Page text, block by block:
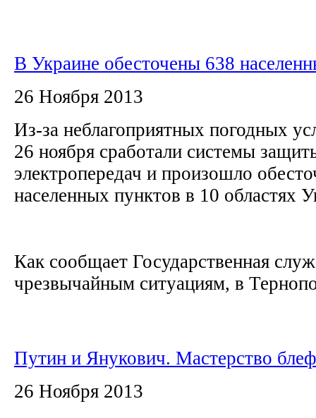
В Украине обесточены 638
26 Ноября 2013
Из-за неблагоприятных погодных
26 ноября сработали системы
электропередач и произошло
населенных пунктов в 10 областях
Как сообщает Государственная
чрезвычайным ситуациям, в
Путин и Янукович. Мастерство
26 Ноября 2013